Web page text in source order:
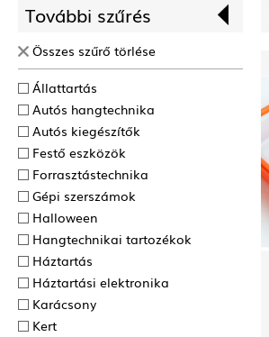
További szűrés
Összes szűrő törlése
Állattartás
Autós hangtechnika
Autós kiegészítők
Festő eszközök
Forrasztás­technika
Gépi szerszámok
Halloween
Hangtechnikai tartozékok
Háztartás
Háztartási elektronika
Karácsony
Kert